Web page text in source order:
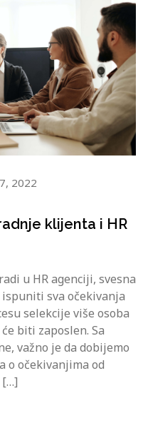
2022
klijenta i HR
u HR agenciji, svesna
sva očekivanja
selekcije više osoba
biti zaposlen. Sa
važno je da dobijemo
o očekivanjima od
[…]